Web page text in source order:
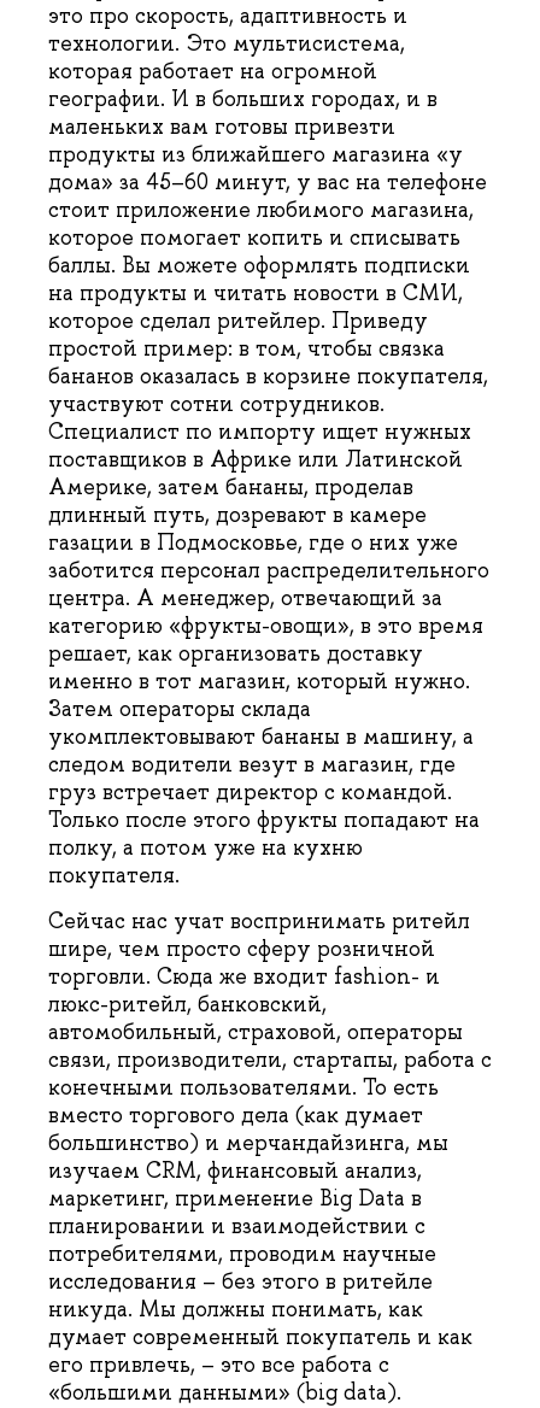
это про скорость, адаптивность и
технологии. Это мультисистема,
которая работает на огромной
географии. И в больших городах, и в
маленьких вам готовы привезти
продукты из ближайшего магазина «у
дома» за 45–60 минут, у вас на телефоне
стоит приложение любимого магазина,
которое помогает копить и списывать
баллы. Вы можете оформлять подписки
на продукты и читать новости в СМИ,
которое сделал ритейлер. Приведу
простой пример: в том, чтобы связка
бананов оказалась в корзине покупателя,
участвуют сотни сотрудников.
Специалист по импорту ищет нужных
поставщиков в Африке или Латинской
Америке, затем бананы, проделав
длинный путь, дозревают в камере
газации в Подмосковье, где о них уже
заботится персонал распределительного
центра. А менеджер, отвечающий за
категорию «фрукты-овощи», в это время
решает, как организовать доставку
именно в тот магазин, который нужно.
Затем операторы склада
укомплектовывают бананы в машину, а
следом водители везут в магазин, где
груз встречает директор с командой.
Только после этого фрукты попадают на
полку, а потом уже на кухню
покупателя.
Сейчас нас учат воспринимать ритейл
шире, чем просто сферу розничной
торговли. Сюда же входит fashion- и
люкс-ритейл, банковский,
автомобильный, страховой, операторы
связи, производители, стартапы, работа с
конечными пользователями. То есть
вместо торгового дела (как думает
большинство) и мерчандайзинга, мы
изучаем CRM, финансовый анализ,
маркетинг, применение Big Data в
планировании и взаимодействии с
потребителями, проводим научные
исследования – без этого в ритейле
никуда. Мы должны понимать, как
думает современный покупатель и как
его привлечь, – это все работа с
«большими данными» (big data).